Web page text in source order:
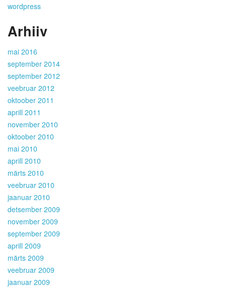
wordpress
Arhiiv
mai 2016
september 2014
september 2012
veebruar 2012
oktoober 2011
aprill 2011
november 2010
oktoober 2010
mai 2010
aprill 2010
märts 2010
veebruar 2010
jaanuar 2010
detsember 2009
november 2009
september 2009
aprill 2009
märts 2009
veebruar 2009
jaanuar 2009